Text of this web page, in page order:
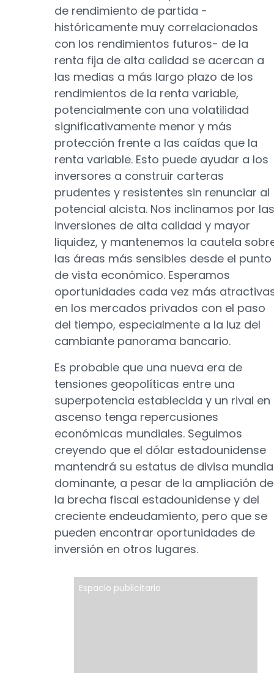
de rendimiento de partida -
históricamente muy correlacionados
con los rendimientos futuros- de la
renta fija de alta calidad se acercan a
las medias a más largo plazo de los
rendimientos de la renta variable,
potencialmente con una volatilidad
significativamente menor y más
protección frente a las caídas que la
renta variable. Esto puede ayudar a los
inversores a construir carteras
prudentes y resistentes sin renunciar al
potencial alcista. Nos inclinamos por las
inversiones de alta calidad y mayor
liquidez, y mantenemos la cautela
las áreas más sensibles desde el punto
de vista económico. Esperamos
oportunidades cada vez más
en los mercados privados con el paso
del tiempo, especialmente a la luz del
cambiante panorama bancario.
Es probable que una nueva era de
tensiones geopolíticas entre una
superpotencia establecida y un rival en
ascenso tenga repercusiones
económicas mundiales. Seguimos
creyendo que el dólar estadounidense
mantendrá su estatus de divisa
dominante, a pesar de la ampliación de
la brecha fiscal estadounidense y del
creciente endeudamiento, pero que se
pueden encontrar oportunidades de
inversión en otros lugares.
Espacio publicitario